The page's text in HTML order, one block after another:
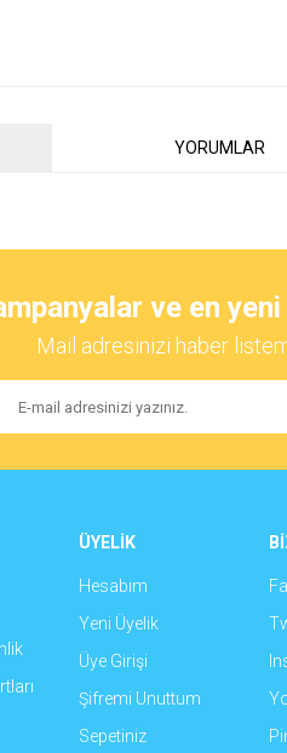
YORUMLAR
ve en
Mail adresinizi haber
ÜYELİK
Hesabım
Yeni Üyelik
Üye Girişi
Şifremi Unuttum
Sepetiniz